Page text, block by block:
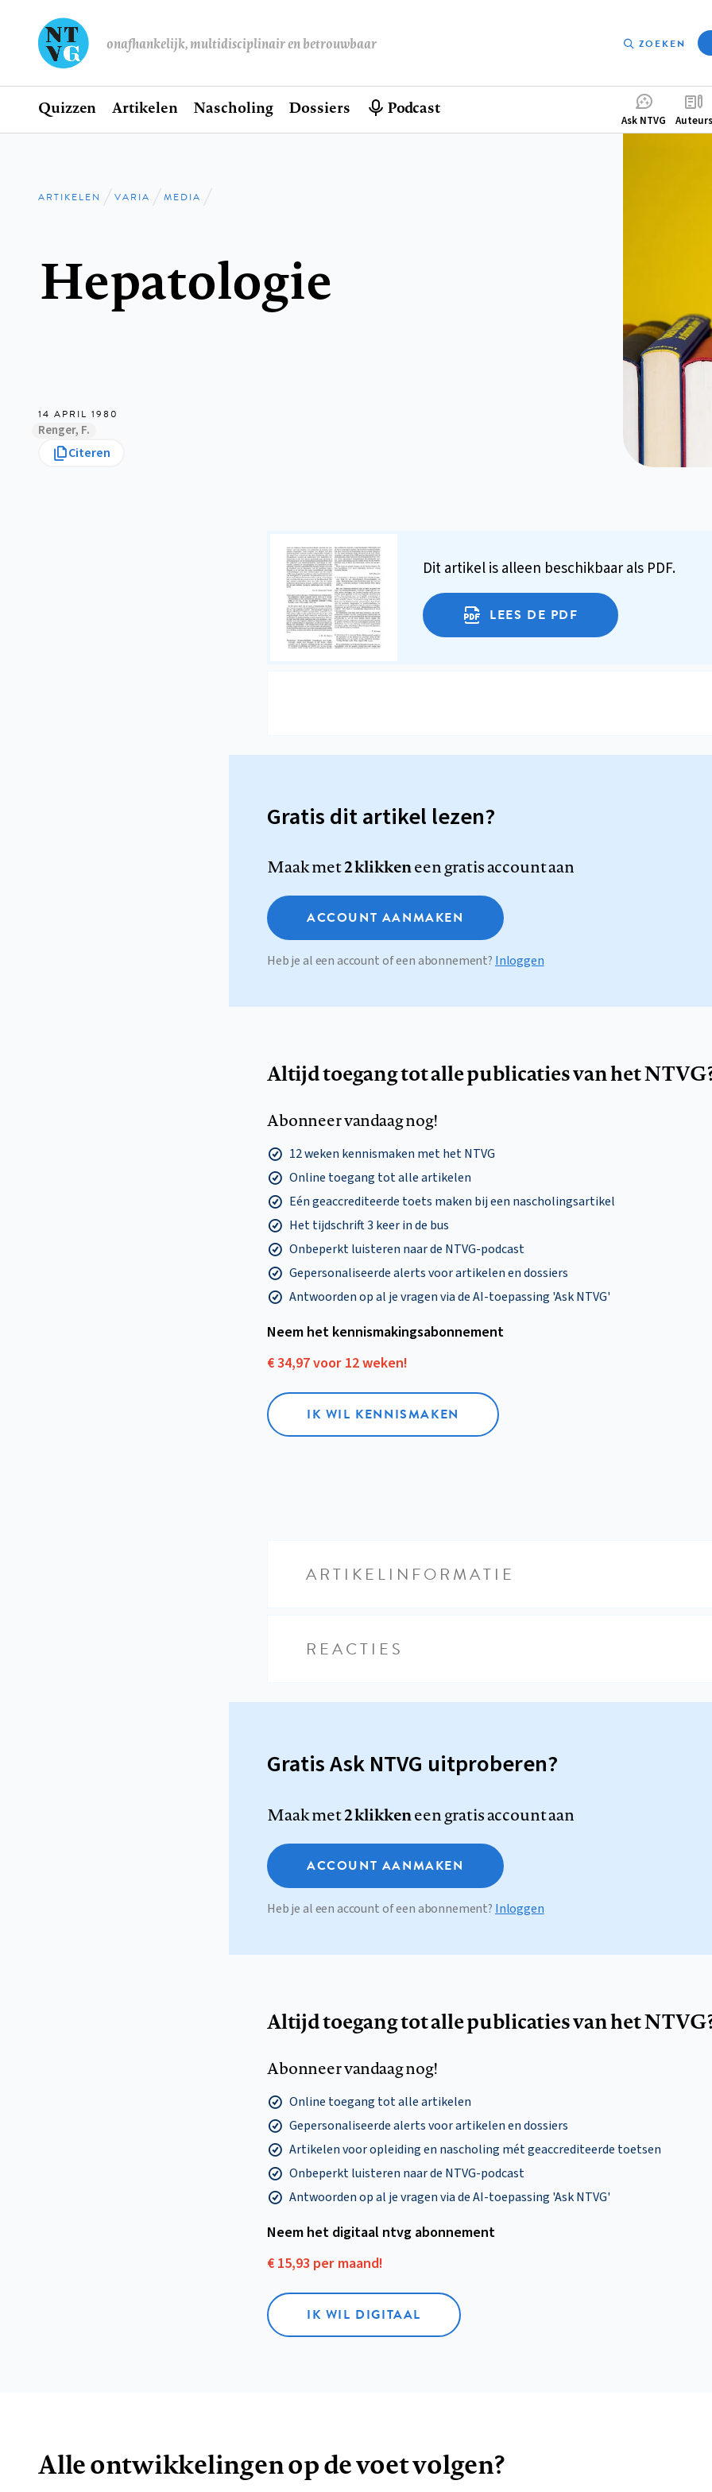
onafhankelijk, multidisciplinair en betrouwbaar ZOEKEN
Hoofdnavigatie
Home
Quizzen Artikelen Nascholing Dossiers Podcast
Ask NTVG Auteurs
Kruimelpad
ARTIKELEN VARIA MEDIA
Hepatologie
14 APRIL 1980
Renger, F.
Citeren
Dit artikel is alleen beschikbaar als PDF.
LEES DE PDF
Gratis dit artikel lezen?
Maak met2 klikkeneen gratis account aan
ACCOUNT AANMAKEN
Heb je al een account of een abonnement? Inloggen
Altijd toegang tot alle publicaties van het
Abonneer vandaag nog!
12 weken kennismaken met het NTVG
Online toegang tot alle artikelen
Eén geaccrediteerde toets maken bij een nascholingsartikel
Het tijdschrift 3 keer in de bus
Onbeperkt luisteren naar de NTVG-podcast
Gepersonaliseerde alerts voor artikelen en dossiers
Antwoorden op al je vragen via de AI-toepassing 'Ask NTVG'
Neem het kennismakings­abonnement
€ 34,97 voor 12 weken!
IK WIL KENNISMAKEN
ARTIKELINFORMATIE
REACTIES
Gratis Ask NTVG uitproberen?
Maak met2 klikkeneen gratis account aan
ACCOUNT AANMAKEN
Heb je al een account of een abonnement? Inloggen
Altijd toegang tot alle publicaties van het
Abonneer vandaag nog!
Online toegang tot alle artikelen
Gepersonaliseerde alerts voor artikelen en dossiers
Artikelen voor opleiding en nascholing mét geaccrediteerde toetsen
Onbeperkt luisteren naar de NTVG-podcast
Antwoorden op al je vragen via de AI-toepassing 'Ask NTVG'
Neem het digitaal ntvg abonnement
€ 15,93 per maand!
IK WIL DIGITAAL
Alle ontwikkelingen op de voet volgen?